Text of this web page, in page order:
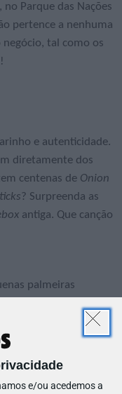
e/ou acedemos a
Parque das Nações
pertence a nenhuma
negócio, tal como os
e autenticidade.
diretamente dos
centenas de Onion
? Surpreenda as
antiga. Que canção
palmeiras
aproveitar a
uma visita!
saltar no
escalada. Porque